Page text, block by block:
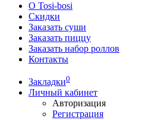
О Tosi-bosi
Скидки
Заказать суши
Заказать пиццу
Заказать набор роллов
Контакты
Закладки0
Личный кабинет
Авторизация
Регистрация